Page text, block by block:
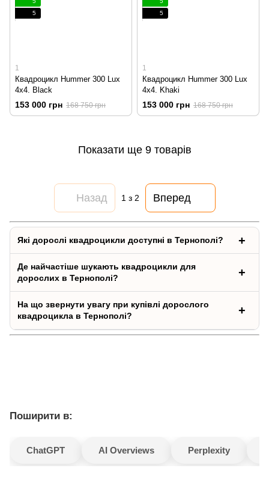
5
1
Квадроцикл Hummer 300 Lux
4x4. Black
153 000 грн 168 750 грн
5
1
Квадроцикл Hummer 300 Lux
4x4. Khaki
153 000 грн 168 750 грн
Показати ще 9 товарів
Назад 1з 2 Вперед
Які дорослі квадроцикли доступні в Тернополі?
Де найчастіше шукають квадроцикли для
дорослих в Тернополі?
На що звернути увагу при купівлі дорослого
квадроцикла в Тернополі?
Поширити в:
ChatGPT AI Overviews Perplexity